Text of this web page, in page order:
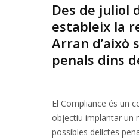
Des de juliol
estableix la
Arran d’això
penals dins
El Compliance és un
objectiu implantar un
possibles delictes